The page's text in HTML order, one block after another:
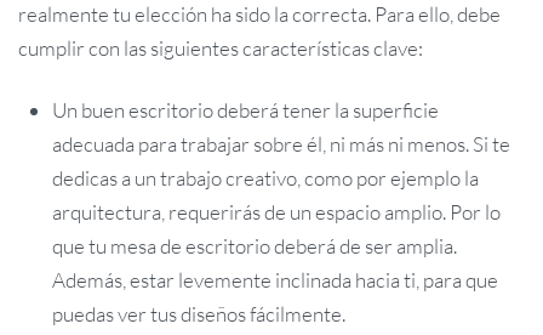
realmente tu elección ha sido la correcta. Para ello, debe
cumplir con las siguientes características clave:
Un buen escritorio deberá tener la superficie
adecuada para trabajar sobre él, ni más ni menos. Si te
dedicas a un trabajo creativo, como por ejemplo la
arquitectura, requerirás de un espacio amplio. Por lo
que tu mesa de escritorio deberá de ser amplia.
Además, estar levemente inclinada hacia ti, para que
puedas ver tus diseños fácilmente.